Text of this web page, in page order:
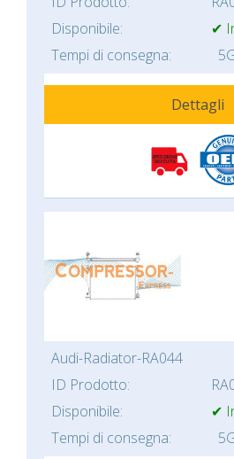
Disponibile:
✔
Tempi di consegna:
Dettagli
Audi-Radiator-RA044
ID Prodotto:
Disponibile:
✔
Tempi di consegna: